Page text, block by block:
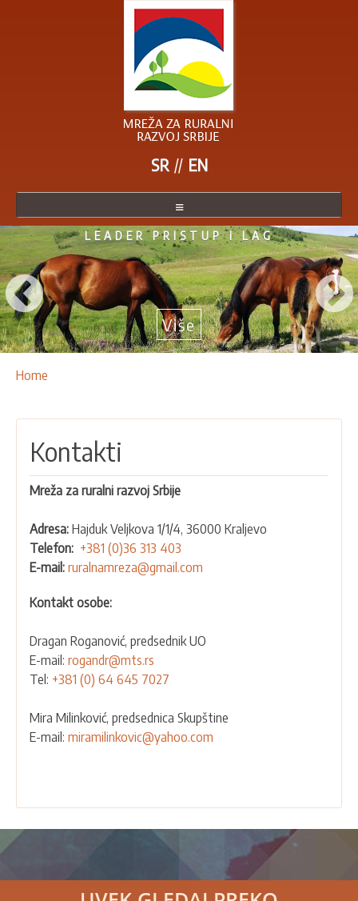
O MREŽI
ČLANICE MREŽE
POSTANITE ČLANICA
AKTUELNO
NAŠE AKTIVNOSTI
EU INTEGRACIJA
RURALNI RAZVOJ
PARTNERI
KONTAKTI
SR EN
LEADER PRISTUP I LAG
Više
Breadcrumbs
You
Home
Kontakti
Mreža za ruralni razvoj Srbije
Adresa: Hajduk Veljkova 1/1/4, 36000 Kraljevo
Telefon: +381 (0)36 313 403
E-mail: ruralnamreza@gmail.com
Kontakt osobe:
Dragan Roganović, predsednik UO
E-mail: rogandr@mts.rs
Tel: +381 (0) 64 645 7027
Mira Milinković, predsednica Skupštine
E-mail: miramilinkovic@yahoo.com